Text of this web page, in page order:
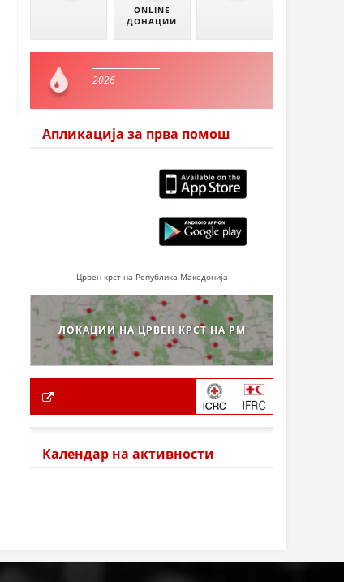
ONLINE
ДОНАЦИИ
2026
Апликација за прва помош
Црвен крст на Република Македонија
ЛОКАЦИИ НА ЦРВЕН КРСТ НА РМ
Календар на активности